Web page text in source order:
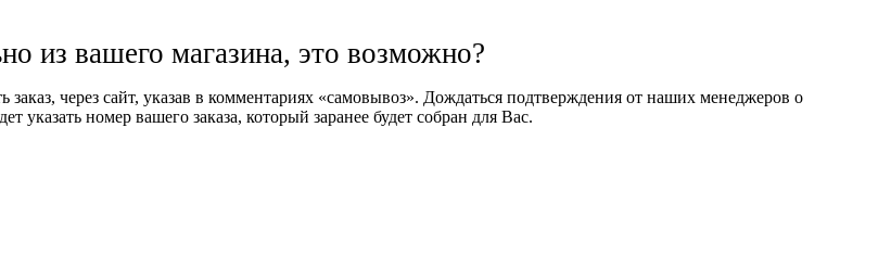
из вашего магазина, это возможно?
через сайт, указав в комментариях «самовывоз». Дождаться подтверждения от наших менеджеров о
указать номер вашего заказа, который заранее будет собран для Вас.